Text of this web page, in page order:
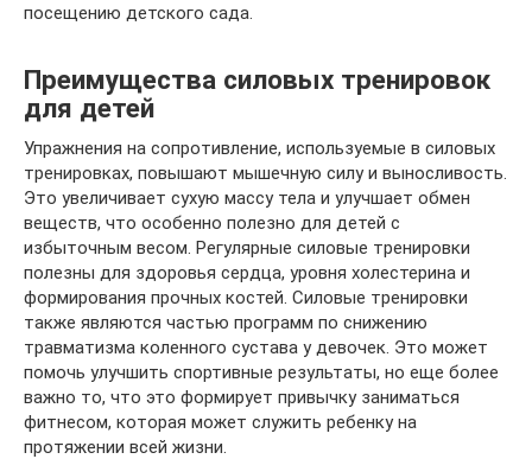
посещению детского сада.
Преимущества силовых тренировок
для детей
Упражнения на сопротивление, используемые в силовых
тренировках, повышают мышечную силу и выносливость.
Это увеличивает сухую массу тела и улучшает обмен
веществ, что особенно полезно для детей с
избыточным весом. Регулярные силовые тренировки
полезны для здоровья сердца, уровня холестерина и
формирования прочных костей. Силовые тренировки
также являются частью программ по снижению
травматизма коленного сустава у девочек. Это может
помочь улучшить спортивные результаты, но еще более
важно то, что это формирует привычку заниматься
фитнесом, которая может служить ребенку на
протяжении всей жизни.